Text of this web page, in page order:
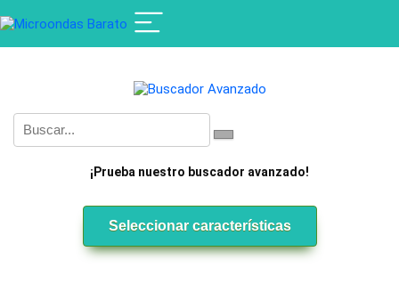
¡Prueba nuestro buscador avanzado!
Seleccionar características